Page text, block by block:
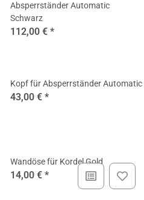
Absperrständer Automatic
Schwarz
112,00 € *
Kopf für Absperrständer Automatic
43,00 € *
Wandöse für Kordel Gold
14,00 € *